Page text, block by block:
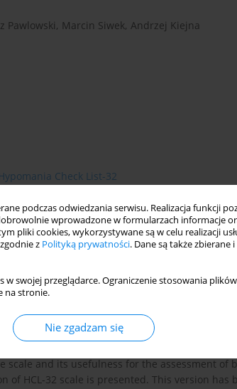
podczas odwiedzania serwisu. Realizacja funkcji
wprowadzone w formularzach informacje
pliki cookies, wykorzystywane są w celu realizacji
z Polityką prywatności. Dane są także zbierane
w swojej przeglądarce. Ograniczenie stosowania
na stronie.
Nie zgadzam się
Pawlowski, Marcin Siwek, Andrzej Kiejna
Hypomania Check List-32
Classification of Diseases (ICD-10) and the
mood disorders are mentioned, where the
DSM-IV, bipolar mood disorder type I (bipolar
II) with hypomania, have been separated.
sensitive measures of the assessment of
I type, amounting to about 3-5% of
32 scale (HCL-32) aimed at a better
disorders. The studies carried out in many
and its usefulness for the assessment of
HCL-32 scale is presented. This version has